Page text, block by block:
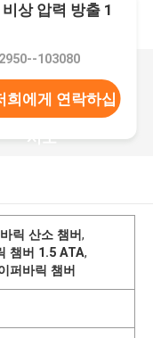
상 압력 방출 1
103080
희에게 연락하십
시오
릭 산소 챔버,
챔버 1.5 ATA,
퍼바릭 챔버